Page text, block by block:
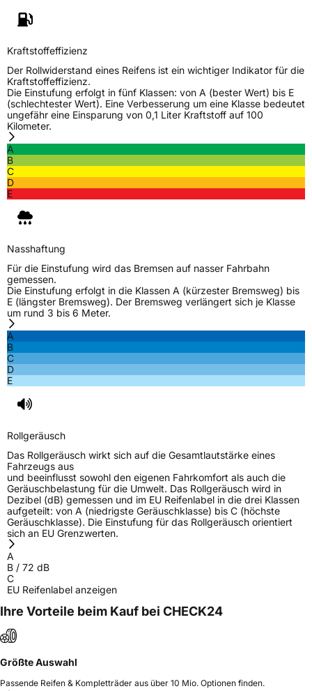
Kraftstoffeffizienz
Der Rollwiderstand eines Reifens ist ein wichtiger Indikator für die
Kraftstoffeffizienz.
Die Einstufung erfolgt in fünf Klassen: von A (bester Wert) bis E
(schlechtester Wert). Eine Verbesserung um eine Klasse bedeutet
ungefähr eine Einsparung von 0,1 Liter Kraftstoff auf 100
Kilometer.
A
B
C
D
E
Nasshaftung
Für die Einstufung wird das Bremsen auf nasser Fahrbahn
gemessen.
Die Einstufung erfolgt in die Klassen A (kürzester Bremsweg) bis
E (längster Bremsweg). Der Bremsweg verlängert sich je Klasse
um rund 3 bis 6 Meter.
A
B
C
D
E
Rollgeräusch
Das Rollgeräusch wirkt sich auf die Gesamtlautstärke eines
Fahrzeugs aus
und beeinflusst sowohl den eigenen Fahrkomfort als auch die
Geräuschbelastung für die Umwelt. Das Rollgeräusch wird in
Dezibel (dB) gemessen und im EU Reifenlabel in die drei Klassen
aufgeteilt: von A (niedrigste Geräuschklasse) bis C (höchste
Geräuschklasse). Die Einstufung für das Rollgeräusch orientiert
sich an EU Grenzwerten.
A
B / 72 dB
C
EU Reifenlabel anzeigen
Ihre Vorteile beim Kauf bei CHECK24
Größte Auswahl
Passende Reifen & Kompletträder aus über 10 Mio. Optionen finden.